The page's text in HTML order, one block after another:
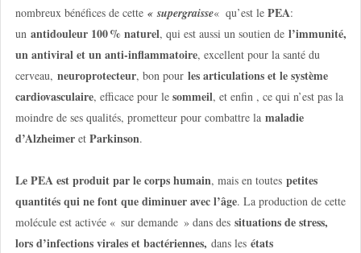
nombreux bénéfices de cette « supergraisse« qu’est le PEA:
unantidouleur 100 % naturel, qui est aussi un soutien de l’immunité,
un antiviral et un anti-inflammatoire, excellent pour la santé du
cerveau, neuroprotecteur, bon pour les articulations et le système
cardiovasculaire, efficace pour le sommeil, et enfin , ce qui n’est pas la
moindre de ses qualités, prometteur pour combattre la maladie
d’AlzheimeretParkinson.
Le PEA est produit par le corps humain, mais en toutespetites
quantités qui ne font que diminuer avec l’âge. La production de cette
molécule est activée « sur demande » dans dessituations de stress,
lors d’infections virales et bactériennes, dans les états